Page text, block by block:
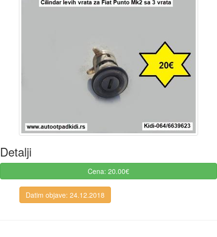
Detalji
Cena: 20.00€
Datim objave: 24.12.2018